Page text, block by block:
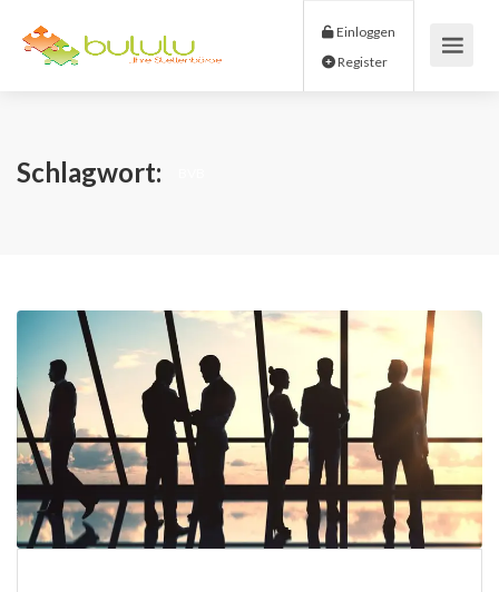
Einloggen
Schlagwort: